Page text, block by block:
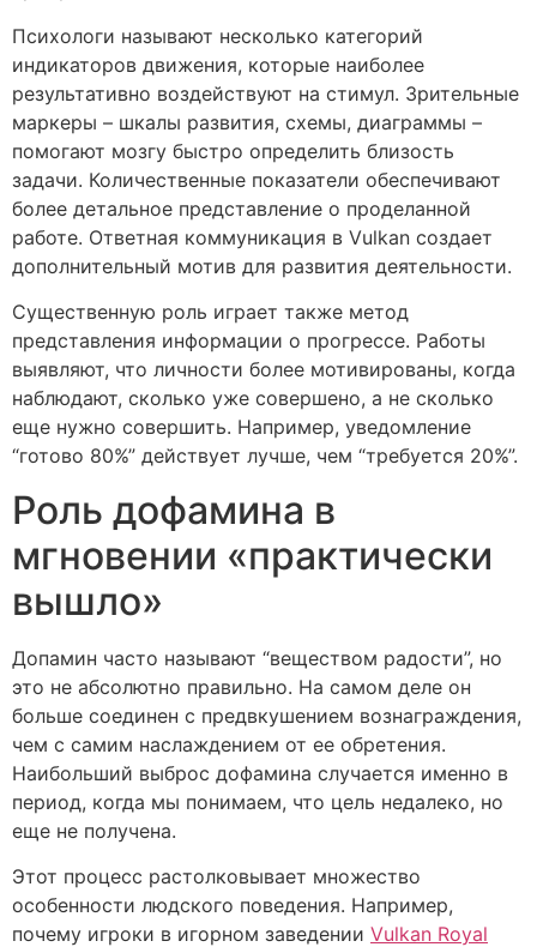
Психологи называют несколько категорий
индикаторов движения, которые наиболее
результативно воздействуют на стимул. Зрительные
маркеры – шкалы развития, схемы, диаграммы –
помогают мозгу быстро определить близость
задачи. Количественные показатели обеспечивают
более детальное представление о проделанной
работе. Ответная коммуникация в Vulkan создает
дополнительный мотив для развития деятельности.
Существенную роль играет также метод
представления информации о прогрессе. Работы
выявляют, что личности более мотивированы, когда
наблюдают, сколько уже совершено, а не сколько
еще нужно совершить. Например, уведомление
“готово 80%” действует лучше, чем “требуется 20%”.
Роль дофамина в
мгновении «практически
вышло»
Допамин часто называют “веществом радости”, но
это не абсолютно правильно. На самом деле он
больше соединен с предвкушением вознаграждения,
чем с самим наслаждением от ее обретения.
Наибольший выброс дофамина случается именно в
период, когда мы понимаем, что цель недалеко, но
еще не получена.
Этот процесс растолковывает множество
особенности людского поведения. Например,
почему игроки в игорном заведении Vulkan Royal